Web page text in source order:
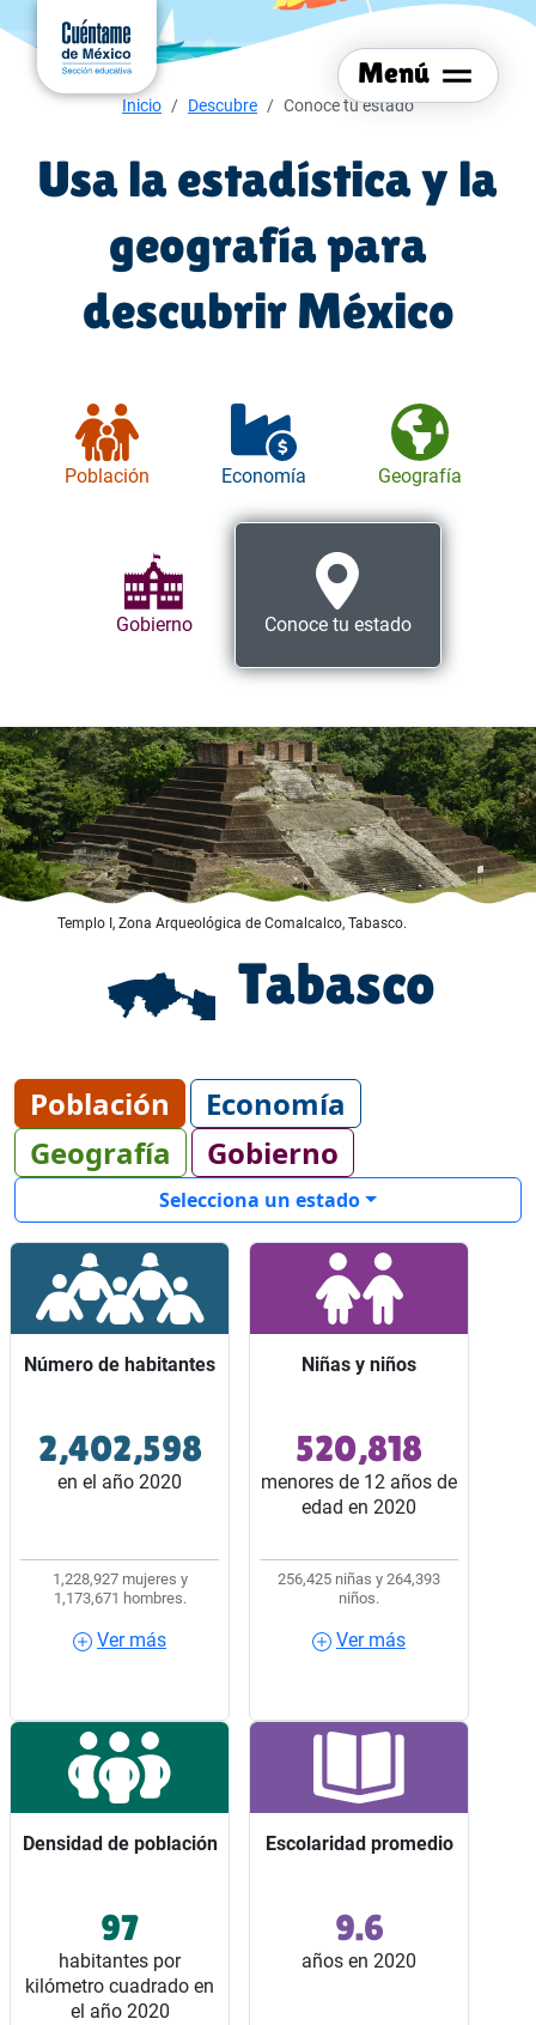
Ir al
contenido
principal
Menú
Menú del sitio
Menú de navegación
Inicio Descubre Conoce tu estado
Usa la estadística y la
geografía para
descubrir México
Población Economía Geografía
Gobierno Conoce tu estado
Templo I, Zona Arqueológica de Comalcalco, Tabasco.
Tabasco
Población
Economía
Geografía
Gobierno
Selecciona un estado
Número de habitantes
2,402,598
en el año 2020
1,228,927 mujeres y
1,173,671 hombres.
Ver más
Número de habitantes
Ocupó el lugar 20 entre
los 32 estados del país.
Ver más
Niñas y niños
520,818
menores de 12 años de
edad en 2020
256,425 niñas y 264,393
niños.
Ver más
Niñas y niños
Representaron 2 de
cada 10 habitantes del
estado.
Ver más
Densidad de población
97
habitantes por
kilómetro cuadrado en
el año 2020
Densidad de población
Ocupó el lugar 13 entre
los 32 estados del país.
Escolaridad promedio
9.6
años en 2020
Escolaridad promedio
Ocupó el lugar 20 entre
los 32 estados del país.